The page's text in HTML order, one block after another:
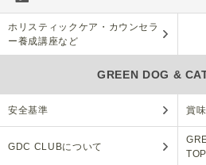
ホリスティックケア・カウンセラ
ー養成講座など
GREEN DOG &
安全基準 賞
GDC CLUBについて
TOP